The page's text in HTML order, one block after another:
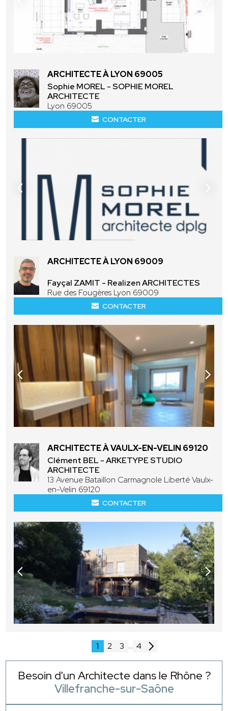
ARCHITECTE À LYON 69005
Sophie MOREL - SOPHIE MOREL
ARCHITECTE
Lyon 69005
CONTACTER
ARCHITECTE À LYON 69009
Fayçal ZAMIT - Realizen ARCHITECTES
Rue des Fougères Lyon 69009
CONTACTER
ARCHITECTE À VAULX-EN-VELIN 69120
Clément BEL - ARKETYPE STUDIO
ARCHITECTE
13 Avenue Bataillon Carmagnole Liberté Vaulx-
en-Velin 69120
CONTACTER
1 2 3 ... 4
Besoin d'un Architecte dans le Rhône ?
Villefranche-sur-Saône